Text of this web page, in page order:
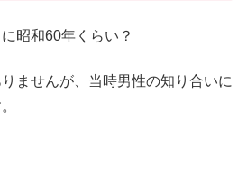
昭和60年くらい？
ませんが、当時男性の知り合いに